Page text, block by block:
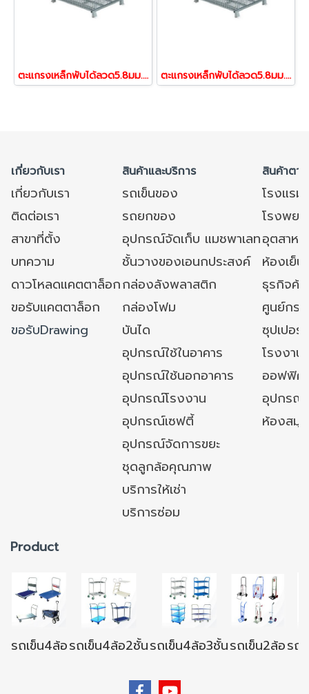
ตะแกรงเหล็กพับได้ลวด5.8มม.ขนาด60x80x65cm.500kg แมชพาเลท ตะกร้าเก็บของ/เคลื่อนย้ายได้/วางทับได้ ชั้นวางสินค้า / ตะแกรงเหล็กกรงแมว รถเข็นเหล็กตะแกงพับได้ พาเล็ตตาแกรง pallet mesh แมชพาเลท Mesh pallet พร้อมส่งจากไทย ตะแกรงเหล็กพับได้ลวด5.8มม.ขนาด80x100x85cm.800kg.แมชพาเลท ตะกร้าเก็บของ/เคลื่อนย้ายได้/วางทับได้ ชั้นวางสินค้า / ตะแกรงเหล็กกรงแมว รถเข็นเหล็กตะแกงพับได้ พาเล็ตตาแกรง pallet mesh แมชพาเลท Mesh pallet พร้อมส่งจากไทย
เกี่ยวกับเรา สินค้าและบริการ สินค้าตา
เกี่ยวกับเรา รถเข็นของ
โรงแร
ติดต่อเรา
รถยกของ
โรงพย
สาขาที่ตั้ง
อุปกรณ์จัดเก็บ แมชพาเลทอุตสาหก
บทความ
ชั้นวางของเอนกประสงค์
ห้องเย็
ดาวโหลดแคตตาล็อกกล่องลังพลาสติก
ธุรกิจค้
ขอรับแคตตาล็อก
กล่องโฟม
ศูนย์กร
ขอรับDrawing
บันได
ซุปเปอ
อุปกรณ์ใช้ในอาคาร
โรงงา
อุปกรณ์ใช้นอกอาคาร
ออฟฟิศ/
อุปกรณ์โรงงาน
อุปกรณ์
อุปกรณ์เซฟตี้
ห้องสมุ
อุปกรณ์จัดการขยะ
ชุดลูกล้อคุณภาพ
บริการให้เช่า
บริการซ่อม
Product
รถเข็น4ล้อรถเข็น4ล้อ2ชั้นรถเข็น4ล้อ3ชั้นรถเข็น2ล้อรถ